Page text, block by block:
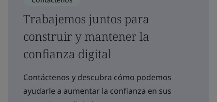
Trabajemos juntos para
construir y mantener la
confianza digital
Contáctenos y descubra cómo podemos
ayudarle a aumentar la confianza en sus